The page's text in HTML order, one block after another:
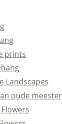
prints
Landscapes
oude